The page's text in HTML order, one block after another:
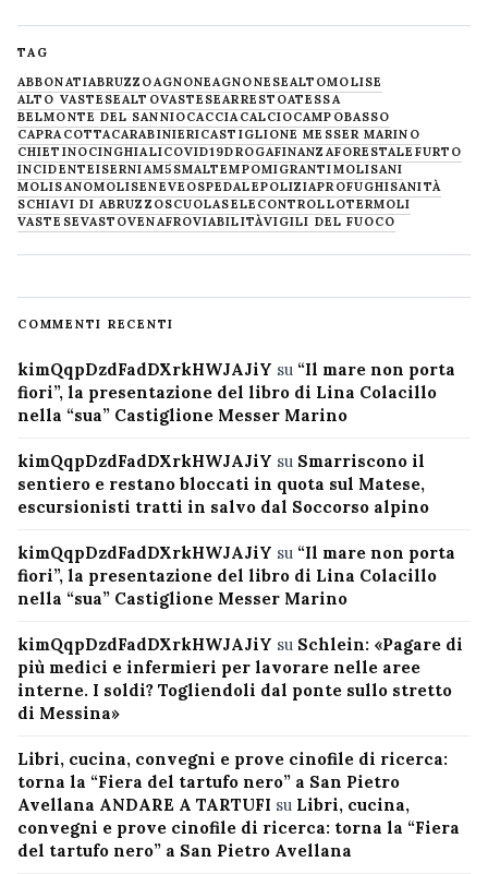
TAG
ABBONATIABRUZZOAGNONEAGNONESEALTOMOLISE
ALTO VASTESEALTOVASTESEARRESTOATESSA
BELMONTE DEL SANNIOCACCIACALCIOCAMPOBASSO
CAPRACOTTACARABINIERICASTIGLIONE MESSER MARINO
CHIETINOCINGHIALICOVID19DROGAFINANZAFORESTALE FURTO
INCIDENTEISERNIAM5SMALTEMPOMIGRANTIMOLISANI
MOLISANOMOLISENEVE OSPEDALEPOLIZIAPROFUGHISANITÀ
SCHIAVI DI ABRUZZOSCUOLASELECONTROLLOTERMOLI
VASTESEVASTOVENAFROVIABILITÀVIGILI DEL FUOCO
COMMENTI RECENTI
kimQqpDzdFadDXrkHWJAJiY su “Il mare non porta
fiori”, la presentazione del libro di Lina Colacillo
nella “sua” Castiglione Messer Marino
kimQqpDzdFadDXrkHWJAJiY su Smarriscono il
sentiero e restano bloccati in quota sul Matese,
escursionisti tratti in salvo dal Soccorso alpino
kimQqpDzdFadDXrkHWJAJiY su “Il mare non porta
fiori”, la presentazione del libro di Lina Colacillo
nella “sua” Castiglione Messer Marino
kimQqpDzdFadDXrkHWJAJiY su Schlein: «Pagare di
più medici e infermieri per lavorare nelle aree
interne. I soldi? Togliendoli dal ponte sullo stretto
di Messina»
Libri, cucina, convegni e prove cinofile di ricerca:
torna la “Fiera del tartufo nero” a San Pietro
Avellana ANDARE A TARTUFI su Libri, cucina,
convegni e prove cinofile di ricerca: torna la “Fiera
del tartufo nero” a San Pietro Avellana